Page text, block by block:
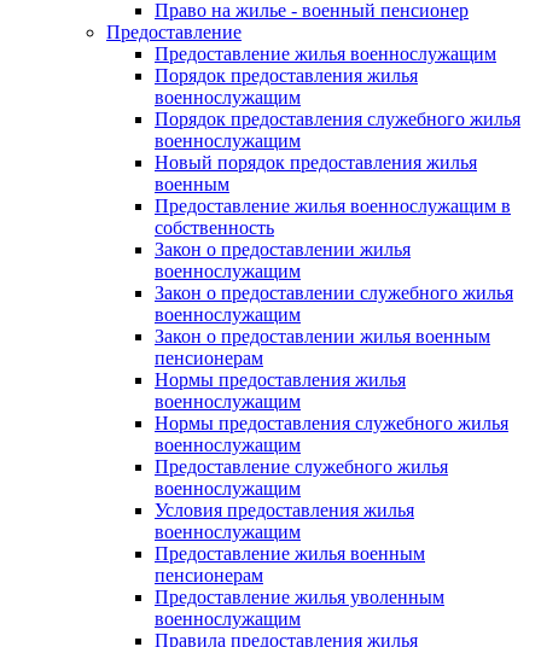
Право на жилье - военный пенсионер
Предоставление
Предоставление жилья военнослужащим
Порядок предоставления жилья
военнослужащим
Порядок предоставления служебного жилья
военнослужащим
Новый порядок предоставления жилья
военным
Предоставление жилья военнослужащим в
собственность
Закон о предоставлении жилья
военнослужащим
Закон о предоставлении служебного жилья
военнослужащим
Закон о предоставлении жилья военным
пенсионерам
Нормы предоставления жилья
военнослужащим
Нормы предоставления служебного жилья
военнослужащим
Предоставление служебного жилья
военнослужащим
Условия предоставления жилья
военнослужащим
Предоставление жилья военным
пенсионерам
Предоставление жилья уволенным
военнослужащим
Правила предоставления жилья